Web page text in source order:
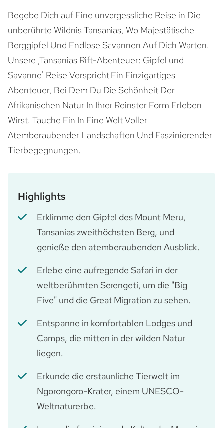
Begebe Dich auf Eine unvergessliche Reise in Die
unberührte Wildnis Tansanias, Wo Majestätische
Berggipfel Und Endlose Savannen Auf Dich Warten.
Unsere ‚Tansanias Rift-Abenteuer: Gipfel und
Savanne‘ Reise Verspricht Ein Einzigartiges
Abenteuer, Bei Dem Du Die Schönheit Der
Afrikanischen Natur In Ihrer Reinster Form Erleben
Wirst. Tauche Ein In Eine Welt Voller
Atemberaubender Landschaften Und Faszinierender
Tierbegegnungen.
Highlights
Erklimme den Gipfel des Mount Meru,
Tansanias zweithöchsten Berg, und
genieße den atemberaubenden Ausblick.
Erlebe eine aufregende Safari in der
weltberühmten Serengeti, um die "Big
Five" und die Great Migration zu sehen.
Entspanne in komfortablen Lodges und
Camps, die mitten in der wilden Natur
liegen.
Erkunde die erstaunliche Tierwelt im
Ngorongoro-Krater, einem UNESCO-
Weltnaturerbe.